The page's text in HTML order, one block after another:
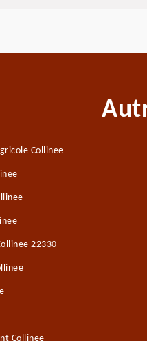
Collinee
22330
Collinee